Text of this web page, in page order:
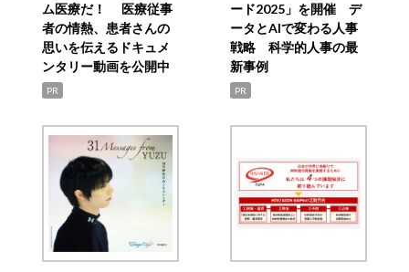
ム医療だ！ 医療従事
者の情熱、患者さんの
思いを伝えるドキュメ
ンタリー動画を公開中
PR
ード2025」を開催 デ
ータとAIで変わる人事
戦略 科学的人事の最
新事例
PR